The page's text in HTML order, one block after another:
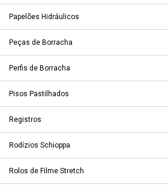
Papelões Hidráulicos
Peças de Borracha
Perfis de Borracha
Pisos Pastilhados
Registros
Rodízios Schioppa
Rolos de Filme Stretch